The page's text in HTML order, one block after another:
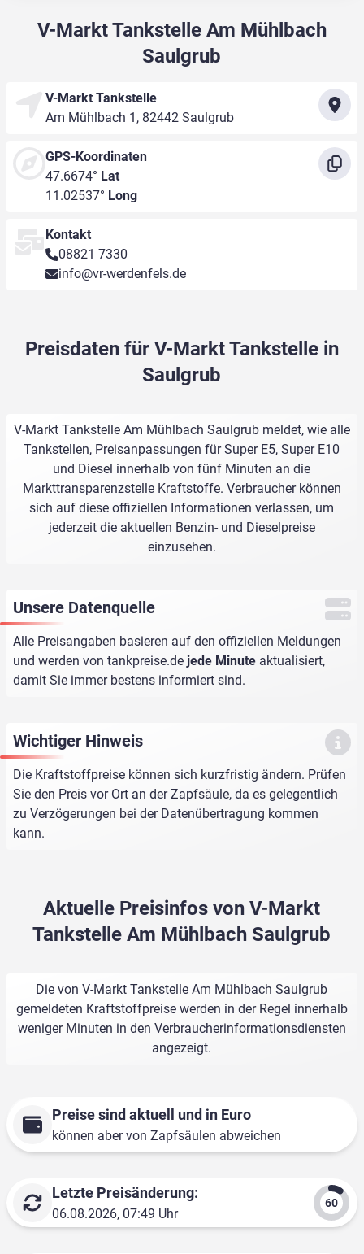
V-Markt Tankstelle Am Mühlbach
Saulgrub
V-Markt Tankstelle
Am Mühlbach 1, 82442 Saulgrub
GPS-Koordinaten
47.6674° Lat
11.02537° Long
Kontakt
08821 7330
info@vr-werdenfels.de
Preisdaten für V-Markt Tankstelle in
Saulgrub
V-Markt Tankstelle Am Mühlbach Saulgrub meldet, wie alle
Tankstellen, Preisanpassungen für Super E5, Super E10
und Diesel innerhalb von fünf Minuten an die
Markttransparenzstelle Kraftstoffe. Verbraucher können
sich auf diese offiziellen Informationen verlassen, um
jederzeit die aktuellen Benzin- und Dieselpreise
einzusehen.
Unsere Datenquelle
Alle Preisangaben basieren auf den offiziellen Meldungen
und werden von tankpreise.de jede Minute aktualisiert,
damit Sie immer bestens informiert sind.
Wichtiger Hinweis
Die Kraftstoffpreise können sich kurzfristig ändern. Prüfen
Sie den Preis vor Ort an der Zapfsäule, da es gelegentlich
zu Verzögerungen bei der Datenübertragung kommen
kann.
Aktuelle Preisinfos von V-Markt
Tankstelle Am Mühlbach Saulgrub
Die von V-Markt Tankstelle Am Mühlbach Saulgrub
gemeldeten Kraftstoffpreise werden in der Regel innerhalb
weniger Minuten in den Verbraucherinformationsdiensten
angezeigt.
Preise sind aktuell und in Euro
können aber von Zapfsäulen abweichen
Letzte Preisänderung:
06.08.2026, 07:49 Uhr